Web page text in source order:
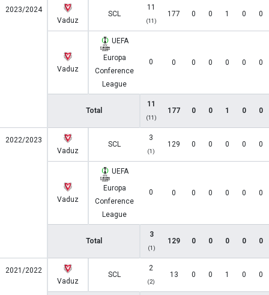
2023/2024
Vaduz
SCL
11
(11)
177 0 0 1 0 0
Vaduz
UEFA
Europa
Conference
League
0 0 0 0 0 0 0
Total
11
(11)
177 0 0 1 0 0
2022/2023
Vaduz
SCL
3
(1)
129 0 0 0 0 0
Vaduz
UEFA
Europa
Conference
League
0 0 0 0 0 0 0
Total
3
(1)
129 0 0 0 0 0
2021/2022
Vaduz
SCL
2
(2)
13 0 0 1 0 0